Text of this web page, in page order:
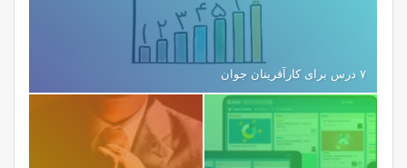
۷ درس برای کارآفرینان جوان